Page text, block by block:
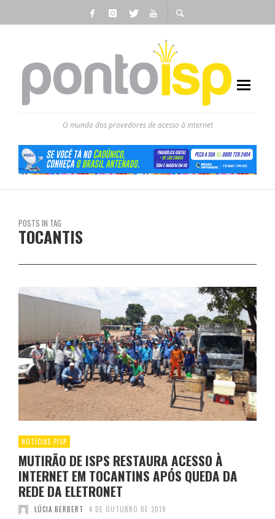
O mundo dos provedores de acesso à internet
POSTS IN TAG
TOCANTIS
NOTÍCIAS PISP
MUTIRÃO DE ISPS RESTAURA ACESSO À
INTERNET EM TOCANTINS APÓS QUEDA DA
REDE DA ELETRONET
LÚCIA BERBERT 4 DE OUTUBRO DE 2019